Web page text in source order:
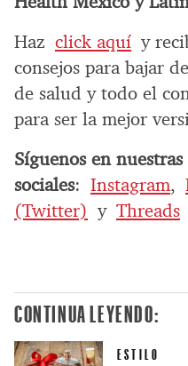
Haz click aquí y
consejos para bajar
de salud y todo el
para ser la mejor
Síguenos en nuestras
sociales: Instagram,
(Twitter) y Threads
CONTINUA LEYENDO:
ESTILO